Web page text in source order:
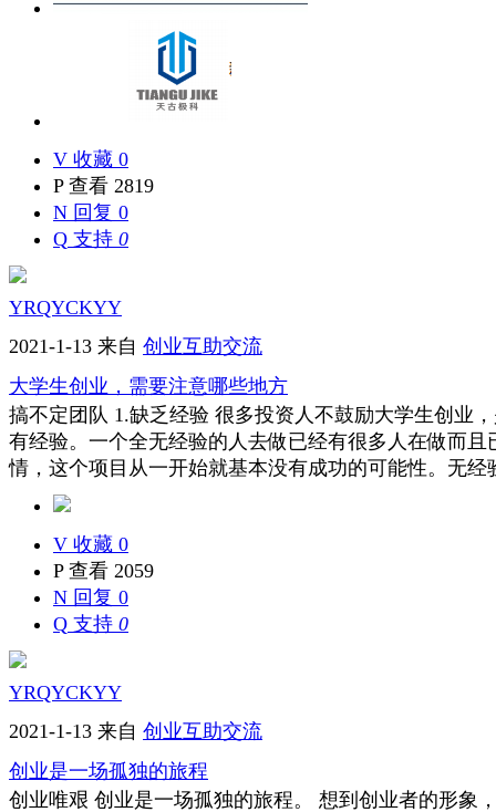
V 收藏 0
P查看 2819
N 回复 0
Q 支持 0
YRQYCKYY
2021-1-13 来自 创业互助交流
大学生创业，需要注意哪些地方
搞不定团队 1.缺乏经验 很多投资人不鼓励大学生创业
有经验。一个全无经验的人去做已经有很多人在做而且
情，这个项目从一开始就基本没有成功的可能性。无经
V 收藏 0
P查看 2059
N 回复 0
Q 支持 0
YRQYCKYY
2021-1-13 来自 创业互助交流
创业是一场孤独的旅程
创业唯艰 创业是一场孤独的旅程。 想到创业者的形象